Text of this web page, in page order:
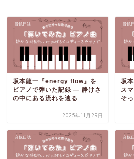
音帆日誌
坂本龍一『energy flow』を
ピアノで弾いた記録 ― 静けさ
の中にある流れを辿る
2025年11月29日
音帆
坂
ス
そ
音帆日誌 音帆